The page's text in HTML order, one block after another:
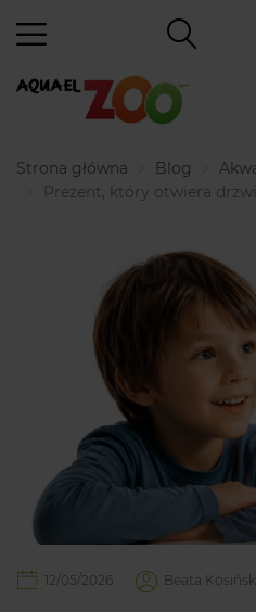
Strona główna Blog
Prezent, który otwiera
12/05/2026 Beata